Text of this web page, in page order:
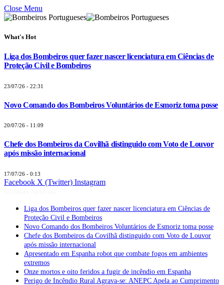
Close Menu
What's Hot
Liga dos Bombeiros quer fazer nascer licenciatura em Ciências de
Proteção Civil e Bombeiros
23/07/26 - 22:31
Novo Comando dos Bombeiros Voluntários de Esmoriz toma posse
20/07/26 - 11:09
Chefe dos Bombeiros da Covilhã distinguido com Voto de Louvor
após missão internacional
17/07/26 - 0:13
Facebook X (Twitter) Instagram
Liga dos Bombeiros quer fazer nascer licenciatura em Ciências de
Proteção Civil e Bombeiros
Novo Comando dos Bombeiros Voluntários de Esmoriz toma posse
Chefe dos Bombeiros da Covilhã distinguido com Voto de Louvor
após missão internacional
Apresentado em Espanha robot que combate fogos em ambientes
extremos
Onze mortos e oito feridos a fugir de incêndio em Espanha
Perigo de Incêndio Rural Agrava-se: ANEPC Apela ao Cumprimento